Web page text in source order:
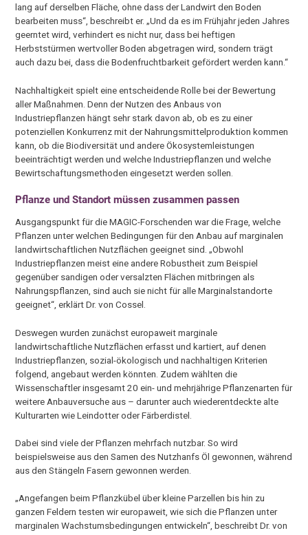
lang auf derselben Fläche, ohne dass der Landwirt den Boden
bearbeiten muss“, beschreibt er. „Und da es im Frühjahr jeden Jahres
geerntet wird, verhindert es nicht nur, dass bei heftigen
Herbststürmen wertvoller Boden abgetragen wird, sondern trägt
auch dazu bei, dass die Bodenfruchtbarkeit gefördert werden kann.“
Nachhaltigkeit spielt eine entscheidende Rolle bei der Bewertung
aller Maßnahmen. Denn der Nutzen des Anbaus von
Industriepflanzen hängt sehr stark davon ab, ob es zu einer
potenziellen Konkurrenz mit der Nahrungsmittelproduktion kommen
kann, ob die Biodiversität und andere Ökosystemleistungen
beeinträchtigt werden und welche Industriepflanzen und welche
Bewirtschaftungsmethoden eingesetzt werden sollen.
Pflanze und Standort müssen zusammen passen
Ausgangspunkt für die MAGIC-Forschenden war die Frage, welche
Pflanzen unter welchen Bedingungen für den Anbau auf marginalen
landwirtschaftlichen Nutzflächen geeignet sind. „Obwohl
Industriepflanzen meist eine andere Robustheit zum Beispiel
gegenüber sandigen oder versalzten Flächen mitbringen als
Nahrungspflanzen, sind auch sie nicht für alle Marginalstandorte
geeignet“, erklärt Dr. von Cossel.
Deswegen wurden zunächst europaweit marginale
landwirtschaftliche Nutzflächen erfasst und kartiert, auf denen
Industriepflanzen, sozial-ökologisch und nachhaltigen Kriterien
folgend, angebaut werden könnten. Zudem wählten die
Wissenschaftler insgesamt 20 ein- und mehrjährige Pflanzenarten für
weitere Anbauversuche aus – darunter auch wiederentdeckte alte
Kulturarten wie Leindotter oder Färberdistel.
Dabei sind viele der Pflanzen mehrfach nutzbar. So wird
beispielsweise aus den Samen des Nutzhanfs Öl gewonnen, während
aus den Stängeln Fasern gewonnen werden.
„Angefangen beim Pflanzkübel über kleine Parzellen bis hin zu
ganzen Feldern testen wir europaweit, wie sich die Pflanzen unter
marginalen Wachstumsbedingungen entwickeln“, beschreibt Dr. von